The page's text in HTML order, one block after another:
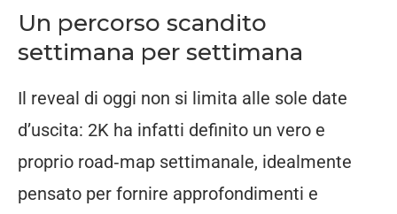
Un percorso scandito
settimana per settimana
Il reveal di oggi non si limita alle sole date
d’uscita: 2K ha infatti definito un vero e
proprio road‑map settimanale, idealmente
pensato per fornire approfondimenti e